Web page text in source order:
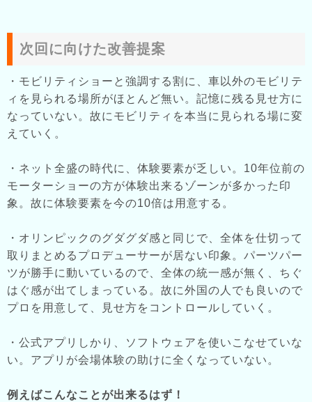
次回に向けた改善提案
・モビリティショーと強調する割に、車以外のモビリテ
ィを見られる場所がほとんど無い。記憶に残る見せ方に
なっていない。故にモビリティを本当に見られる場に変
えていく。
・ネット全盛の時代に、体験要素が乏しい。10年位前の
モーターショーの方が体験出来るゾーンが多かった印
象。故に体験要素を今の10倍は用意する。
・オリンピックのグダグダ感と同じで、全体を仕切って
取りまとめるプロデューサーが居ない印象。パーツパー
ツが勝手に動いているので、全体の統一感が無く、ちぐ
はぐ感が出てしまっている。故に外国の人でも良いので
プロを用意して、見せ方をコントロールしていく。
・公式アプリしかり、ソフトウェアを使いこなせていな
い。アプリが会場体験の助けに全くなっていない。
例えばこんなことが出来るはず！